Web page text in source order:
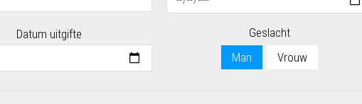
Datum uitgifte
Geslacht
Man
Vrouw